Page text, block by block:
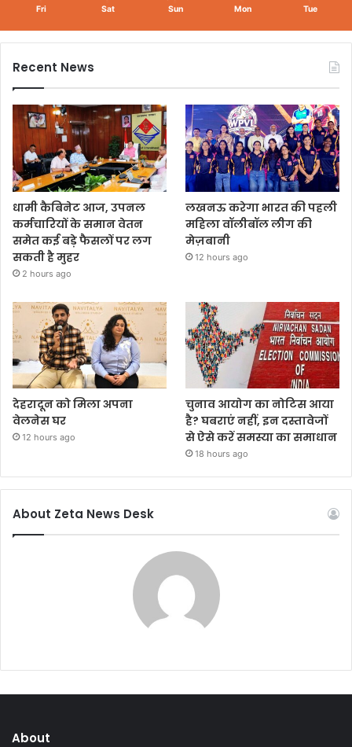
Fri Sat Sun Mon Tue
Recent News
धामी कैबिनेट आज, उपनल
कर्मचारियों के समान वेतन
समेत कई बड़े फैसलों पर लग
सकती है मुहर
2 hours ago
लखनऊ करेगा भारत की पहली
महिला वॉलीबॉल लीग की
मेज़बानी
12 hours ago
देहरादून को मिला अपना
वेलनेस घर
12 hours ago
चुनाव आयोग का नोटिस आया
है? घबराएं नहीं, इन दस्तावेजों
से ऐसे करें समस्या का समाधान
18 hours ago
About Zeta News Desk
About